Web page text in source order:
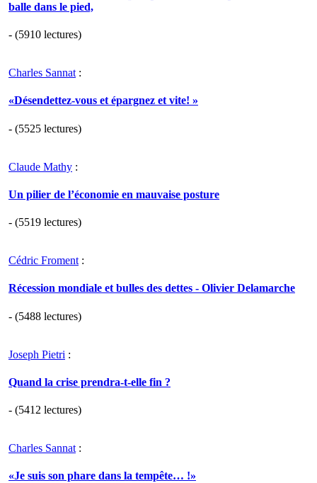
balle dans le pied,
- (5910 lectures)
Charles Sannat :
«Désendettez-vous et épargnez et vite! »
- (5525 lectures)
Claude Mathy :
Un pilier de l’économie en mauvaise posture
- (5519 lectures)
Cédric Froment :
Récession mondiale et bulles des dettes - Olivier Delamarche
- (5488 lectures)
Joseph Pietri :
Quand la crise prendra-t-elle fin ?
- (5412 lectures)
Charles Sannat :
«Je suis son phare dans la tempête… !»